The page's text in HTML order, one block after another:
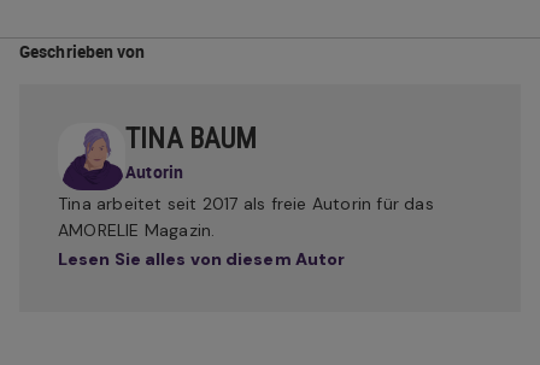
Geschrieben von
TINA BAUM
Autorin
Tina arbeitet seit 2017 als freie Autorin für das
AMORELIE Magazin.
Lesen Sie alles von diesem Autor